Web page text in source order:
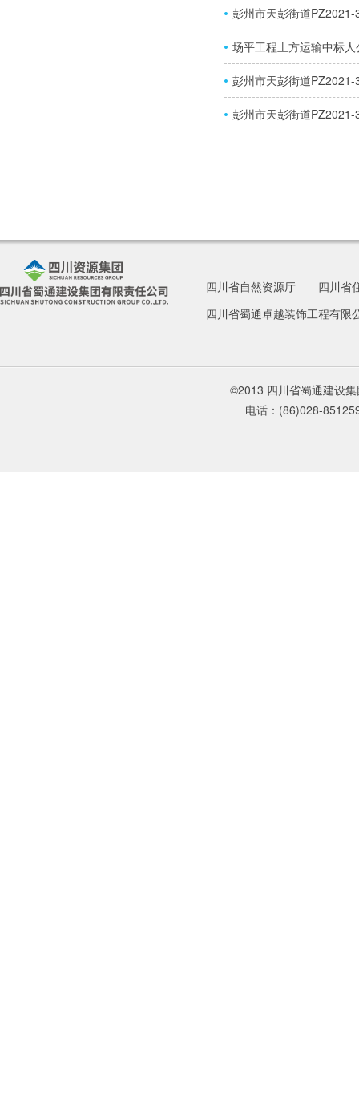
彭州市天彭街道
场平工程土方运输中标人
彭州市天彭街道
彭州市天彭街道
四川省自然资源厅
四川省
四川省蜀通卓越装饰工程有限
©2013 四川省蜀通建设
电话：(86)028-